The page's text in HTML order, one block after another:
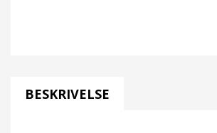
BESKRIVELSE